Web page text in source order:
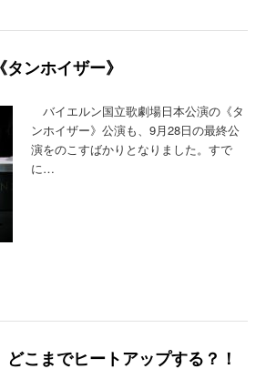
ンホイザー》
バイエルン国立歌劇場日本公演の《タ
ンホイザー》公演も、9月28日の最終公
演をのこすばかりとなりました。すで
に…
どこまでヒートアップする？！